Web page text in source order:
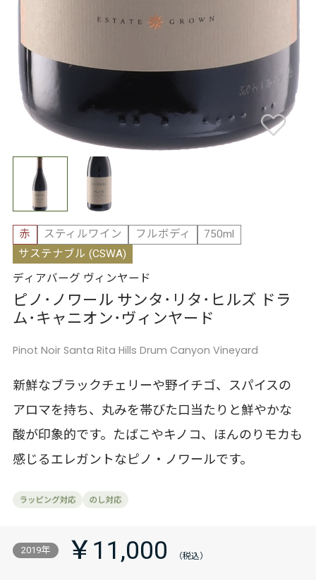
赤 スティルワイン フルボディ
750ml
サステナブル (CSWA)
ディアバーグ ヴィンヤード
ピノ･ノワール サンタ･リタ･ヒルズ ドラ
ム･キャニオン･ヴィンヤード
Pinot Noir Santa Rita Hills Drum Canyon Vineyard
新鮮なブラックチェリーや野イチゴ、スパイスの
アロマを持ち、丸みを帯びた口当たりと鮮やかな
酸が印象的です。たばこやキノコ、ほんのりモカも
感じるエレガントなピノ・ノワールです。
2019年 ￥11,000